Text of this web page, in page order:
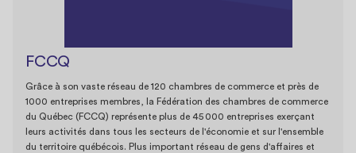
FCCQ
Grâce à son vaste réseau de 120 chambres de commerce et près de
1000 entreprises membres, la Fédération des chambres de commerce
du Québec (FCCQ) représente plus de 45 000 entreprises exerçant
leurs activités dans tous les secteurs de l'économie et sur l'ensemble
du territoire québécois. Plus important réseau de gens d'affaires et